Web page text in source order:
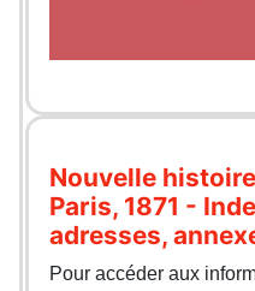
Nouvelle
Paris, 1871 -
adresses,
Pour accéder aux